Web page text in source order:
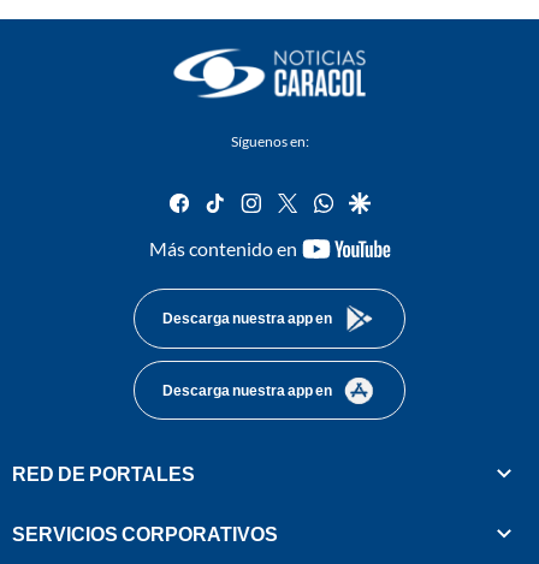
Síguenos en:
facebook
tiktok instagram
twitterwhatsapp
google
Más contenido en
youtube-
Descarga nuestra app en
Descarga nuestra app en
RED DE PORTALES
SERVICIOS CORPORATIVOS